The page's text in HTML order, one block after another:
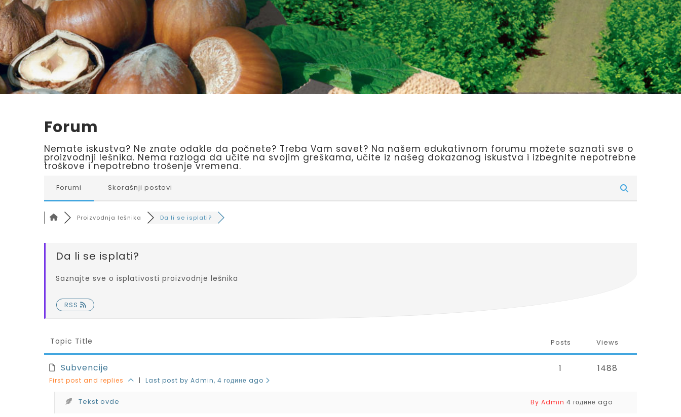
Forum
Nemate iskustva? Ne znate odakle da počnete? Treba Vam savet? Na našem edukativnom forumu možete saznati sve o
proizvodnji lešnika. Nema razloga da učite na svojim greškama, učite iz našeg dokazanog iskustva i izbegnite nepotrebne
troškove i nepotrebno trošenje vremena.
Forumi Skorašnji postovi
Proizvodnja lešnika Da li se isplati?
Da li se isplati?
Saznajte sve o isplativosti proizvodnje lešnika
RSS
Topic Title Views
Posts
Subvencije
First post and replies | Last post by Admin, 4 године ago
1488
1
Tekst ovde By Admin 4 године ago